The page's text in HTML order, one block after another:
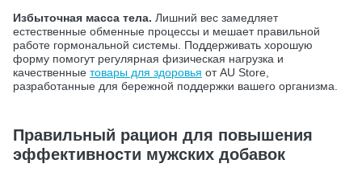
Избыточная масса тела. Лишний вес замедляет
естественные обменные процессы и мешает правильной
работе гормональной системы. Поддерживать хорошую
форму помогут регулярная физическая нагрузка и
качественные товары для здоровья от AU Store,
разработанные для бережной поддержки вашего организма.
Правильный рацион для повышения
эффективности мужских добавок